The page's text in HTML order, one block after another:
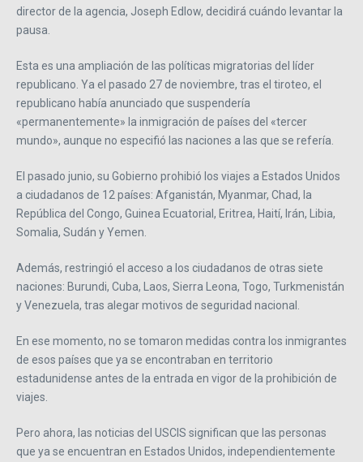
director de la agencia, Joseph Edlow, decidirá cuándo levantar la
pausa.
Esta es una ampliación de las políticas migratorias del líder
republicano. Ya el pasado 27 de noviembre, tras el tiroteo, el
republicano había anunciado que suspendería
«permanentemente» la inmigración de países del «tercer
mundo», aunque no especifió las naciones a las que se refería.
El pasado junio, su Gobierno prohibió los viajes a Estados Unidos
a ciudadanos de 12 países: Afganistán, Myanmar, Chad, la
República del Congo, Guinea Ecuatorial, Eritrea, Haití, Irán, Libia,
Somalia, Sudán y Yemen.
Además, restringió el acceso a los ciudadanos de otras siete
naciones: Burundi, Cuba, Laos, Sierra Leona, Togo, Turkmenistán
y Venezuela, tras alegar motivos de seguridad nacional.
En ese momento, no se tomaron medidas contra los inmigrantes
de esos países que ya se encontraban en territorio
estadunidense antes de la entrada en vigor de la prohibición de
viajes.
Pero ahora, las noticias del USCIS significan que las personas
que ya se encuentran en Estados Unidos, independientemente